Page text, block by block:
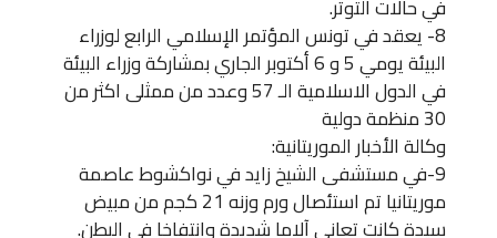
في حالات التوتر.
8- يعقد في تونس المؤتمر الإسلامي الرابع لوزراء
البيئة يومي 5 و 6 أكتوبر الجاري بمشاركة وزراء البيئة
في الدول الاسلامية الـ 57 وعدد من ممثلى اكثر من
30 منظمة دولية
وكالة الأخبار الموريتانية:
9-في مستشفى الشيخ زايد في نواكشوط عاصمة
موريتانيا تم استئصال ورم وزنه 21 كجم من مبيض
سيدة كانت تعاني آلاما شديدة وانتفاخا في البطن.